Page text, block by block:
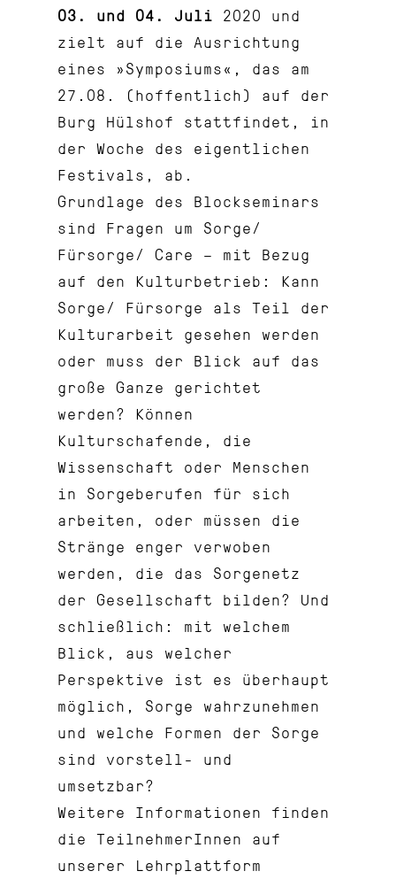
03. und 04. Juli 2020 und
zielt auf die Ausrichtung
eines »Symposiums«, das am
27.08. (hoffentlich) auf der
Burg Hülshof stattfindet, in
der Woche des eigentlichen
Festivals, ab.
Grundlage des Blockseminars
sind Fragen um Sorge/
Fürsorge/ Care – mit Bezug
auf den Kulturbetrieb: Kann
Sorge/ Fürsorge als Teil der
Kulturarbeit gesehen werden
oder muss der Blick auf das
große Ganze gerichtet
werden? Können
Kulturschafende, die
Wissenschaft oder Menschen
in Sorgeberufen für sich
arbeiten, oder müssen die
Stränge enger verwoben
werden, die das Sorgenetz
der Gesellschaft bilden? Und
schließlich: mit welchem
Blick, aus welcher
Perspektive ist es überhaupt
möglich, Sorge wahrzunehmen
und welche Formen der Sorge
sind vorstell- und
umsetzbar?
Weitere Informationen finden
die TeilnehmerInnen auf
unserer Lehrplattform